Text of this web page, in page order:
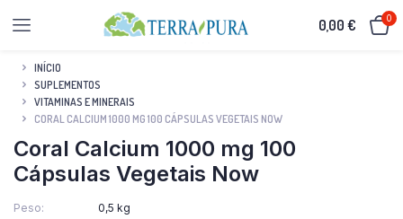
0,00€ 0
INÍCIO
SUPLEMENTOS
VITAMINAS E MINERAIS
CORAL CALCIUM 1000 MG 100 CÁPSULAS VEGETAIS NOW
Coral Calcium 1000 mg 100
Cápsulas Vegetais Now
Peso
0,5 kg